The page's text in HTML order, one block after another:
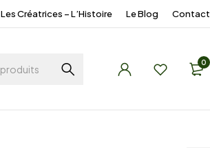
Les Créatrices – L’Histoire Le Blog Contact
0